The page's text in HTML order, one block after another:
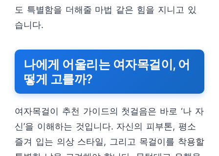
도 특별함을 더해줄 마법 같은 힘을 지니고 있
습니다.
나에게 어울리는 여자목걸이, 어
떻게 고를까?
여자목걸이 추천 가이드의 첫걸음은 바로 ‘나 자
신’을 이해하는 것입니다. 자신의 피부톤, 평소
즐겨 입는 의상 스타일, 그리고 목걸이를 착용할